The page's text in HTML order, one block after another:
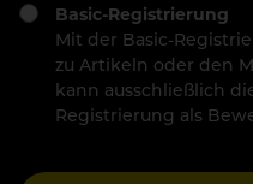
Basic-Registrierung
Mit der Basic-
zu Artikeln oder den
kann ausschließlich
Registrierung als